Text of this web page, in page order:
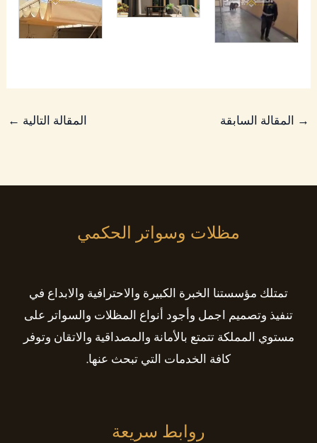
→ المقالة السابقة المقالة التالية ←
مظلات وسواتر الحكمي
تمتلك مؤسستنا الخبرة الكبيرة والاحترافية والابداع في
تنفيذ وتصميم اجمل وأجود أنواع المظلات والسواتر على
مستوي المملكة تتمتع بالأمانة والمصداقية والاتقان وتوفر
كافة الخدمات التي تبحث عنها.
روابط سريعة